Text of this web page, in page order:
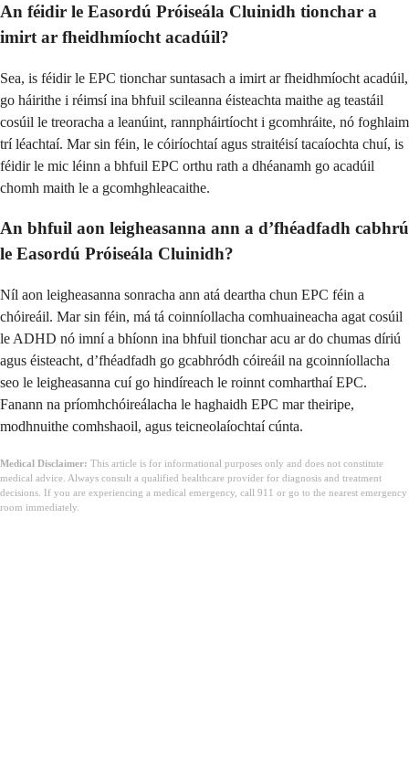
An féidir le Easordú Próiseála Cluinidh tionchar a
imirt ar fheidhmíocht acadúil?
Sea, is féidir le EPC tionchar suntasach a imirt ar fheidhmíocht acadúil,
go háirithe i réimsí ina bhfuil scileanna éisteachta maithe ag teastáil
cosúil le treoracha a leanúint, rannpháirtíocht i gcomhráite, nó foghlaim
trí léachtaí. Mar sin féin, le cóiríochtaí agus straitéisí tacaíochta chuí, is
féidir le mic léinn a bhfuil EPC orthu rath a dhéanamh go acadúil
chomh maith le a gcomhghleacaithe.
An bhfuil aon leigheasanna ann a d’fhéadfadh cabhrú
le Easordú Próiseála Cluinidh?
Níl aon leigheasanna sonracha ann atá deartha chun EPC féin a
chóireáil. Mar sin féin, má tá coinníollacha comhuaineacha agat cosúil
le ADHD nó imní a bhíonn ina bhfuil tionchar acu ar do chumas díriú
agus éisteacht, d’fhéadfadh go gcabhródh cóireáil na gcoinníollacha
seo le leigheasanna cuí go hindíreach le roinnt comharthaí EPC.
Fanann na príomhchóireálacha le haghaidh EPC mar theiripe,
modhnuithe comhshaoil, agus teicneolaíochtaí cúnta.
Medical Disclaimer: This article is for informational purposes only and does not constitute
medical advice. Always consult a qualified healthcare provider for diagnosis and treatment
decisions. If you are experiencing a medical emergency, call 911 or go to the nearest emergency
room immediately.